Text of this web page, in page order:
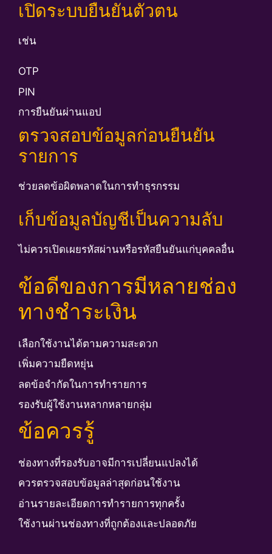
เปิดระบบยืนยันตัวตน
เช่น
OTP
PIN
การยืนยันผ่านแอป
ตรวจสอบข้อมูลก่อนยืนยัน
รายการ
ช่วยลดข้อผิดพลาดในการทำธุรกรรม
เก็บข้อมูลบัญชีเป็นความลับ
ไม่ควรเปิดเผยรหัสผ่านหรือรหัสยืนยันแก่บุคคลอื่น
ข้อดีของการมีหลายช่อง
ทางชำระเงิน
เลือกใช้งานได้ตามความสะดวก
เพิ่มความยืดหยุ่น
ลดข้อจำกัดในการทำรายการ
รองรับผู้ใช้งานหลากหลายกลุ่ม
ข้อควรรู้
ช่องทางที่รองรับอาจมีการเปลี่ยนแปลงได้
ควรตรวจสอบข้อมูลล่าสุดก่อนใช้งาน
อ่านรายละเอียดการทำรายการทุกครั้ง
ใช้งานผ่านช่องทางที่ถูกต้องและปลอดภัย